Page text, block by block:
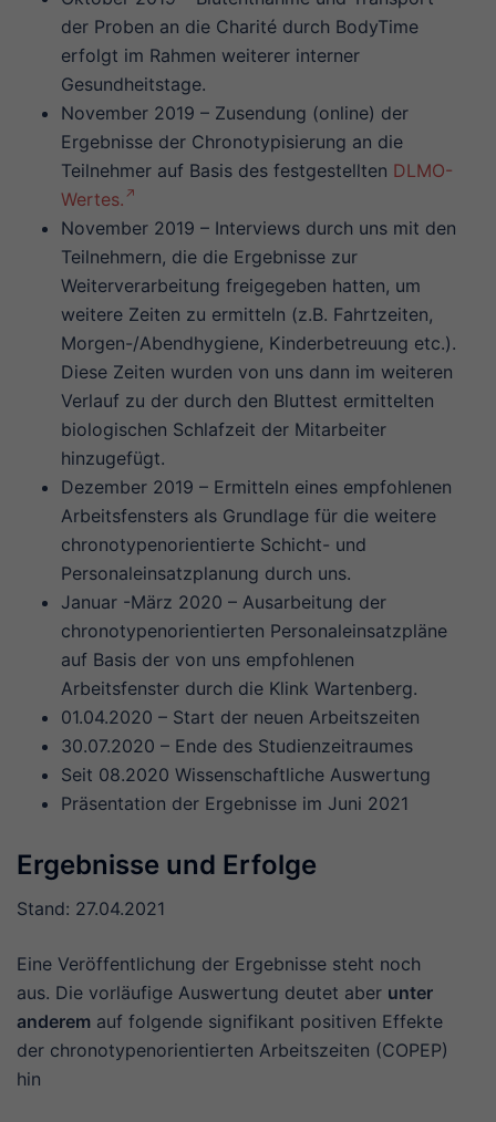
der Proben an die Charité durch BodyTime
erfolgt im Rahmen weiterer interner
Gesundheitstage.
November 2019 – Zusendung (online) der
Ergebnisse der Chronotypisierung an die
Teilnehmer auf Basis des festgestellten DLMO-
Wertes.
November 2019 – Interviews durch uns mit den
Teilnehmern, die die Ergebnisse zur
Weiterverarbeitung freigegeben hatten, um
weitere Zeiten zu ermitteln (z.B. Fahrtzeiten,
Morgen-/Abendhygiene, Kinderbetreuung etc.).
Diese Zeiten wurden von uns dann im weiteren
Verlauf zu der durch den Bluttest ermittelten
biologischen Schlafzeit der Mitarbeiter
hinzugefügt.
Dezember 2019 – Ermitteln eines empfohlenen
Arbeitsfensters als Grundlage für die weitere
chronotypenorientierte Schicht- und
Personaleinsatzplanung durch uns.
Januar -März 2020 – Ausarbeitung der
chronotypenorientierten Personaleinsatzpläne
auf Basis der von uns empfohlenen
Arbeitsfenster durch die Klink Wartenberg.
01.04.2020 – Start der neuen Arbeitszeiten
30.07.2020 – Ende des Studienzeitraumes
Seit 08.2020 Wissenschaftliche Auswertung
Präsentation der Ergebnisse im Juni 2021
Ergebnisse und Erfolge
Stand: 27.04.2021
Eine Veröffentlichung der Ergebnisse steht noch
aus. Die vorläufige Auswertung deutet aber unter
anderem auf folgende signifikant positiven Effekte
der chronotypenorientierten Arbeitszeiten (COPEP)
hin